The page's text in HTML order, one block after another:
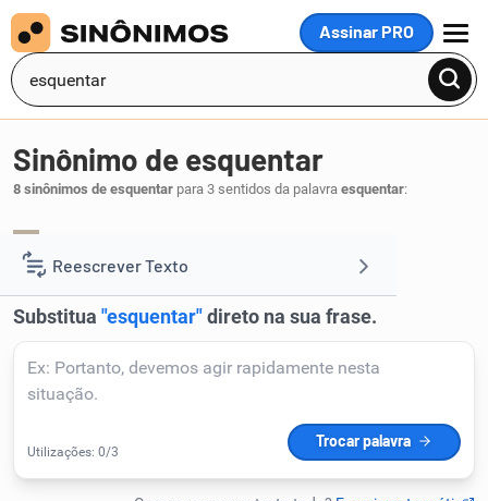
Assinar PRO
MENU
Reescrever Texto
Resumir Texto
Corrigir Texto
Detector de IA
Sinônimo de esquentar
8 sinônimos de esquentar para 3 sentidos da palavra esquentar: